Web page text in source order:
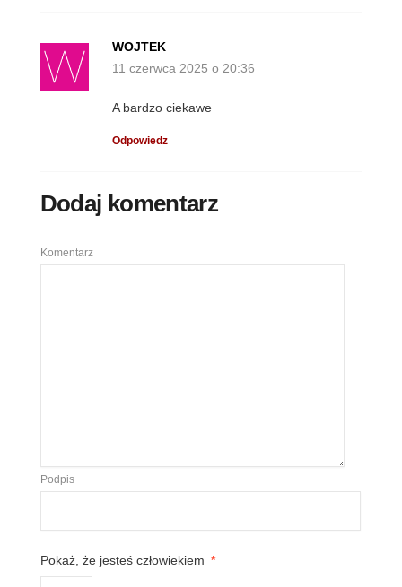
WOJTEK
11 czerwca 2025 o 20:36
A bardzo ciekawe
Odpowiedz
Dodaj komentarz
Komentarz
Podpis
Pokaż, że jesteś człowiekiem *